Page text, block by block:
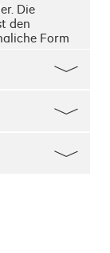
Die
den
Form